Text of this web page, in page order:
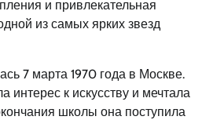
и привлекательная
из самых ярких звезд
7 марта 1970 года в Москве.
интерес к искусству и мечтала
школы она поступила